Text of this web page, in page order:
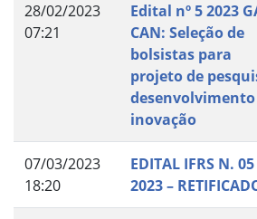
28/02/2023
07:21
Edital nº 5 2023
CAN: Seleção de
bolsistas para
projeto de
desenvolvimento
inovação
07/03/2023
18:20
EDITAL IFRS N. 05
2023 –